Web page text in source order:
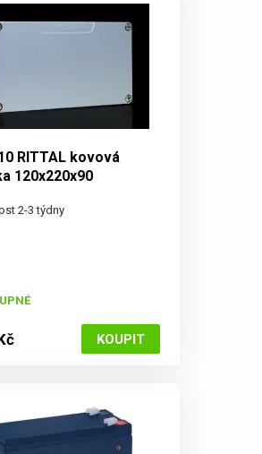
RITTAL kovová
120x220x90
2-3 týdny